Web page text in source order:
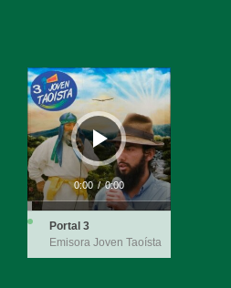
Reproductor
de
audio
0:00 / 0:00
Portal 3
Emisora Joven Taoísta